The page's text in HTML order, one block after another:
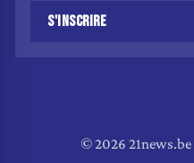
S'INSCRIRE
© 2026